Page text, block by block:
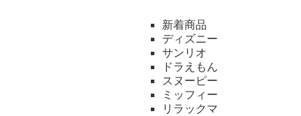
新着商品
ディズニー
サンリオ
ドラえもん
スヌーピー
ミッフィー
リラックマ